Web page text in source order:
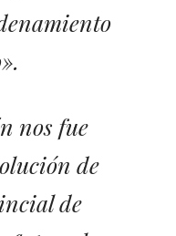
nos fue
de
de